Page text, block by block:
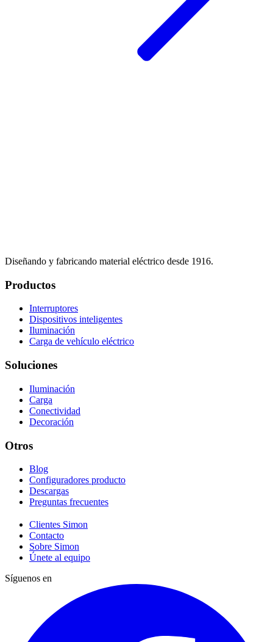
Diseñando y fabricando material eléctrico desde 1916.
Productos
Interruptores
Dispositivos inteligentes
Iluminación
Carga de vehículo eléctrico
Soluciones
Iluminación
Carga
Conectividad
Decoración
Otros
Blog
Configuradores producto
Descargas
Preguntas frecuentes
Clientes Simon
Contacto
Sobre Simon
Únete al equipo
Síguenos en